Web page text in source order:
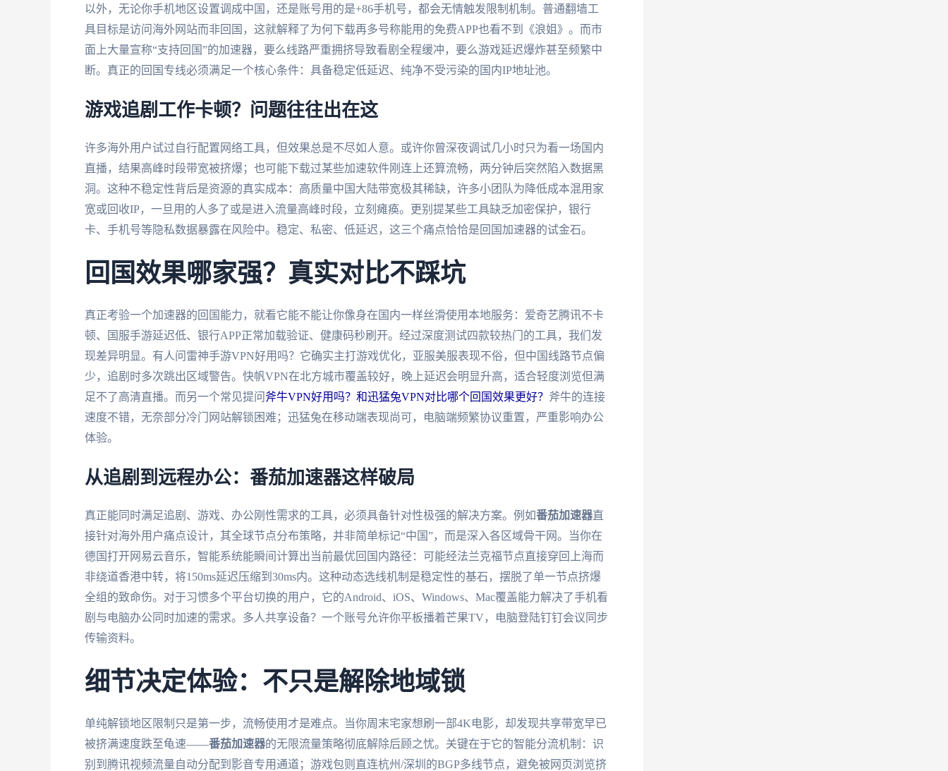
以外，无论你手机地区设置调成中国，还是账号用的是+86手机号，都会无情触发限制机制。普通翻墙工
具目标是访问海外网站而非回国，这就解释了为何下载再多号称能用的免费APP也看不到《浪姐》。而市
面上大量宣称“支持回国”的加速器，要么线路严重拥挤导致看剧全程缓冲，要么游戏延迟爆炸甚至频繁中
断。真正的回国专线必须满足一个核心条件：具备稳定低延迟、纯净不受污染的国内IP地址池。
游戏追剧工作卡顿？问题往往出在这
许多海外用户试过自行配置网络工具，但效果总是不尽如人意。或许你曾深夜调试几小时只为看一场国内
直播，结果高峰时段带宽被挤爆；也可能下载过某些加速软件刚连上还算流畅，两分钟后突然陷入数据黑
洞。这种不稳定性背后是资源的真实成本：高质量中国大陆带宽极其稀缺，许多小团队为降低成本混用家
宽或回收IP，一旦用的人多了或是进入流量高峰时段，立刻瘫痪。更别提某些工具缺乏加密保护，银行
卡、手机号等隐私数据暴露在风险中。稳定、私密、低延迟，这三个痛点恰恰是回国加速器的试金石。
回国效果哪家强？真实对比不踩坑
真正考验一个加速器的回国能力，就看它能不能让你像身在国内一样丝滑使用本地服务：爱奇艺腾讯不卡
顿、国服手游延迟低、银行APP正常加载验证、健康码秒刷开。经过深度测试四款较热门的工具，我们发
现差异明显。有人问雷神手游VPN好用吗？它确实主打游戏优化，亚服美服表现不俗，但中国线路节点偏
少，追剧时多次跳出区域警告。快帆VPN在北方城市覆盖较好，晚上延迟会明显升高，适合轻度浏览但满
足不了高清直播。而另一个常见提问 斧牛VPN好用吗？和迅猛兔VPN对比哪个回国效果更好？ 斧牛的连接
速度不错，无奈部分冷门网站解锁困难；迅猛兔在移动端表现尚可，电脑端频繁协议重置，严重影响办公
体验。
从追剧到远程办公：番茄加速器这样破局
真正能同时满足追剧、游戏、办公刚性需求的工具，必须具备针对性极强的解决方案。例如番茄加速器直
接针对海外用户痛点设计，其全球节点分布策略，并非简单标记“中国”，而是深入各区域骨干网。当你在
德国打开网易云音乐，智能系统能瞬间计算出当前最优回国内路径：可能经法兰克福节点直接穿回上海而
非绕道香港中转，将150ms延迟压缩到30ms内。这种动态选线机制是稳定性的基石，摆脱了单一节点挤爆
全组的致命伤。对于习惯多个平台切换的用户，它的Android、iOS、Windows、Mac覆盖能力解决了手机看
剧与电脑办公同时加速的需求。多人共享设备？一个账号允许你平板播着芒果TV，电脑登陆钉钉会议同步
传输资料。
细节决定体验：不只是解除地域锁
单纯解锁地区限制只是第一步，流畅使用才是难点。当你周末宅家想刷一部4K电影，却发现共享带宽早已
被挤满速度跌至龟速——番茄加速器的无限流量策略彻底解除后顾之忧。关键在于它的智能分流机制：识
别到腾讯视频流量自动分配到影音专用通道；游戏包则直连杭州/深圳的BGP多线节点，避免被网页浏览挤